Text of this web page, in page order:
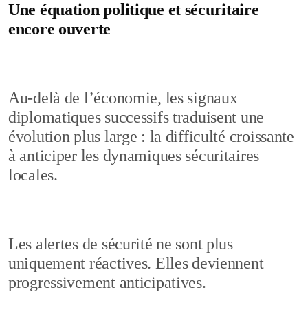
Une équation politique et sécuritaire
encore ouverte
Au-delà de l’économie, les signaux
diplomatiques successifs traduisent une
évolution plus large : la difficulté croissante
à anticiper les dynamiques sécuritaires
locales.
Les alertes de sécurité ne sont plus
uniquement réactives. Elles deviennent
progressivement anticipatives.